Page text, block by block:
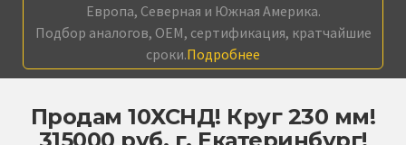
Европа, Северная и Южная Америка.
Подбор аналогов, OEM, сертификация, кратчайшие
сроки.Подробнее
Продам 10ХСНД! Круг 230 мм!